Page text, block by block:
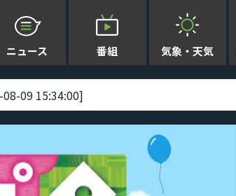
ニュース 番組 気象・天気
09 15:34:00]